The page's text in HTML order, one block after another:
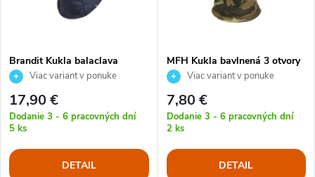
e
p
r
s
p
r
o
Brandit Kukla balaclava
STORMViac variant v ponuke
17,90 €
Dodanie 3 - 6 pracovných dní
5 ks
DETAIL
MFH Kukla bavlnená 3 otvory
Viac variant v ponuke
7,80 €
Dodanie 3 - 6 pracovných dní
2 ks
DETAIL